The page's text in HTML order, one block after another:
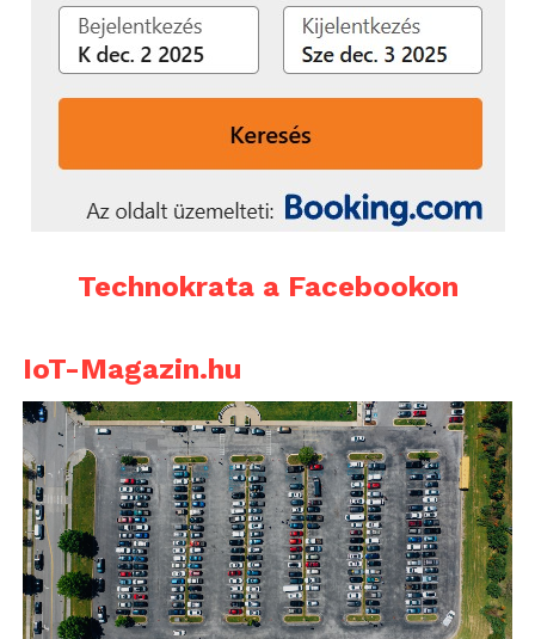
Technokrata a Facebookon
IoT-Magazin.hu